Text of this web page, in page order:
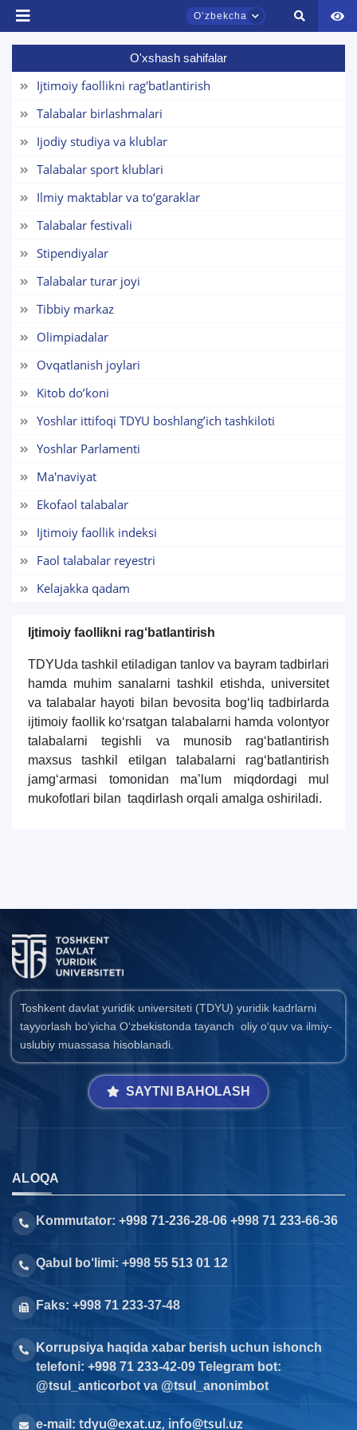
Oʼzbekcha
O'xshash sahifalar
Ijtimoiy faollikni rag'batlantirish
Talabalar birlashmalari
Ijodiy studiya va klublar
Talabalar sport klublari
Ilmiy maktablar va to‘garaklar
Talabalar festivali
Stipendiyalar
Talabalar turar joyi
Tibbiy markaz
Olimpiadalar
Ovqatlanish joylari
Kitob do’koni
Yoshlar ittifoqi TDYU boshlang’ich tashkiloti
Yoshlar Parlamenti
Ma'naviyat
Ekofaol talabalar
Ijtimoiy faollik indeksi
Faol talabalar reyestri
Kelajakka qadam
Ijtimoiy faollikni rag‘batlantirish
TDYUda tashkil etiladigan tanlov va bayram tadbirlari
hamda muhim sanalarni tashkil etishda, universitet
va talabalar hayoti bilan bevosita bog‘liq tadbirlarda
ijtimoiy faollik ko‘rsatgan talabalarni hamda volontyor
talabalarnitegishli va munosib rag‘batlantirish
maxsus tashkil etilgan talabalarni rag‘batlantirish
jamg‘armasi tomonidan ma’lum miqdordagi mul
mukofotlari bilan taqdirlash orqali amalga oshiriladi.
Toshkent davlat yuridik universiteti (TDYU) yuridik kadrlarni
tayyorlash bo‘yicha O‘zbekistonda tayanch oliy o‘quv va ilmiy-
uslubiy muassasa hisoblanadi.
SAYTNI BAHOLASH
ALOQA
Kommutator: +998 71-236-28-06 +998 71 233-66-36
Qabul bo‘limi: +998 55 513 01 12
Faks: +998 71 233-37-48
Korrupsiya haqida xabar berish uchun ishonch
telefoni: +998 71 233-42-09 Telegram bot:
@tsul_anticorbot va @tsul_anonimbot
e-mail: tdyu@exat.uz, info@tsul.uz
Onlayn
chatiga xush kelibsiz.
Qabul bo'yicha murojaatlaringizni ushbu
chatda qoldiring.
savollar chiqadi:
1. Hujjatlar (bakalavr) (5)
7. Call-center (4)